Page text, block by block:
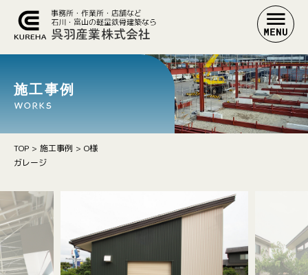
施工事例
WORKS
TOP > 施工事例 > O様
ガレージ